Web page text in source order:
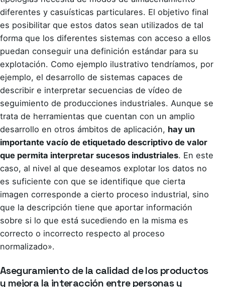
diferentes y casuísticas particulares. El objetivo final
es posibilitar que estos datos sean utilizados de tal
forma que los diferentes sistemas con acceso a ellos
puedan conseguir una definición estándar para su
explotación. Como ejemplo ilustrativo tendríamos, por
ejemplo, el desarrollo de sistemas capaces de
describir e interpretar secuencias de vídeo de
seguimiento de producciones industriales. Aunque se
trata de herramientas que cuentan con un amplio
desarrollo en otros ámbitos de aplicación, hay un
importante vacío de etiquetado descriptivo de valor
que permita interpretar sucesos industriales. En este
caso, al nivel al que deseamos explotar los datos no
es suficiente con que se identifique que cierta
imagen corresponde a cierto proceso industrial, sino
que la descripción tiene que aportar información
sobre si lo que está sucediendo en la misma es
correcto o incorrecto respecto al proceso
normalizado».
Aseguramiento de la calidad de los productos
y mejora la interacción entre personas y